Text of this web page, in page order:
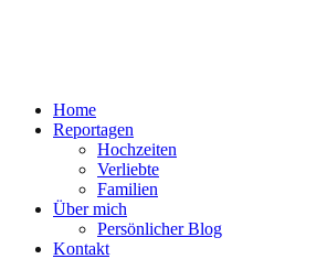
Home
Reportagen
Hochzeiten
Verliebte
Familien
Über mich
Persönlicher Blog
Kontakt